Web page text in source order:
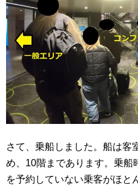
さて、乗船しました。船は客
め、10階まであります。乗船
を予約していない乗客がほと